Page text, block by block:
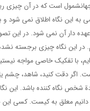
جهانشمول است که در آن چیزی
این نگاه اطلاق نمی شود و
دار آن نمی شود. در این
در این نگاه چیزی برجسته
با تفکیک خاصی مواجه
اگر دقت کنید، شاهد، چشم
شخص نگاه کننده باشد. این
معلق به کیست. کسی این